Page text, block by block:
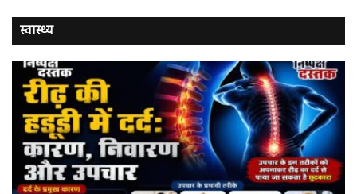
स्वास्थ्य